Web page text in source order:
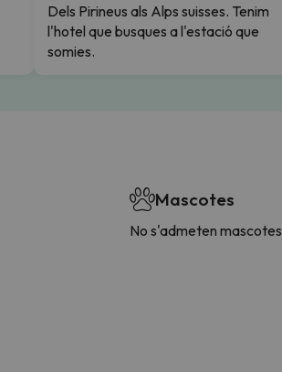
Dels Pirineus als Alps suisses. Tenim
l'hotel que busques a l'estació que
somies.
Mascotes
No s'admeten mascotes